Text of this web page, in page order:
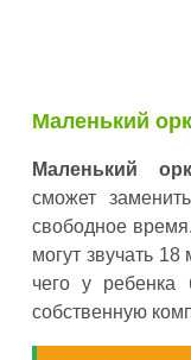
Маленький
Маленький
сможет
свободное
могут звучать
чего у ребенка
собственную